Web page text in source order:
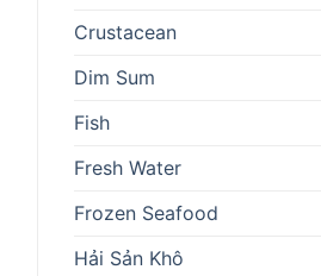
Crustacean
Dim Sum
Fish
Fresh Water
Frozen Seafood
Hải Sản Khô